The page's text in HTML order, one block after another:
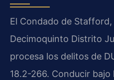
El Condado de
Decimoquinto Distrito
procesa los delitos de
18.2-266. Conducir